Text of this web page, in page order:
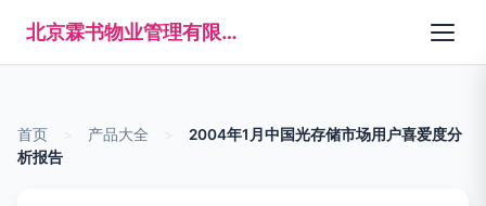
北京霖书物业管理有限公司
首页 产品大全
2004年1月中国光存储市场用户喜爱度分
析报告